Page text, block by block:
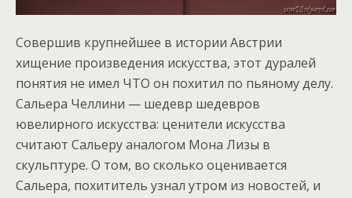
Совершив крупнейшее в истории Австрии
хищение произведения искусства, этот дуралей
понятия не имел ЧТО он похитил по пьяному делу.
Сальера Челлини — шедевр шедевров
ювелирного искусства: ценители искусства
считают Сальеру аналогом Мона Лизы в
скульптуре. О том, во сколько оценивается
Сальера, похититель узнал утром из новостей, и